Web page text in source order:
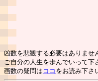
凶数を悲観する必要はありませ
ご自分の人生を歩んでいって下
画数の疑問は ココ をお読み下さ